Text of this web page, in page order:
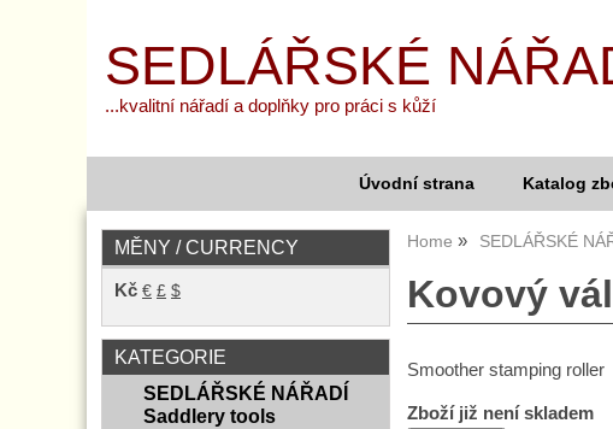
SEDLÁŘSKÉ
...kvalitní nářadí a doplňky pro práci s kůží
Úvodní strana Katalog
Home SEDLÁŘSKÉ
Kovový
Smoother stamping roller
Zboží již není skladem
MĚNY / CURRENCY
Kč € £ $
KATEGORIE
SEDLÁŘSKÉ NÁŘADÍ
Saddlery tools